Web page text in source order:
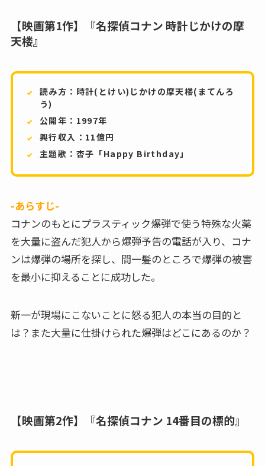
【映画第1作】『名探偵コナン 時計じかけの摩
天楼』
読み方：時計(とけい)じかけの摩天楼(まてんろ
う)
公開年：1997年
興行収入：11億円
主題歌：杏子「Happy Birthday」
-あらすじ-
コナンのもとにプラスティック爆弾で使う特殊な火薬
を大量に盗んだ犯人から爆弾予告の電話が入り、コナ
ンは爆弾の場所を探し、間一髪のところで爆弾の被害
を最小に抑えることに成功した。
新一が現場にこないことに怒る犯人の本当の目的と
は？また大量に仕掛けられた爆弾はどこにあるのか？
【映画第2作】『名探偵コナン 14番目の標的』